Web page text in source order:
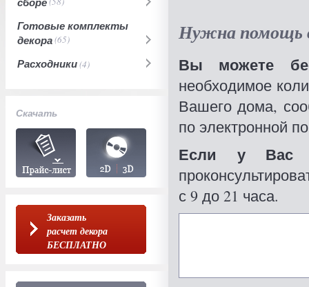
Готовые комплекты
декора(65)
Расходники(4)
Скачать
Заказать
расчет декора
БЕСПЛАТНО
Нужна помощь
Вы можете
необходимое
Вашего дома,
по электронной
Если у Вас
с 9 до 21 часа.